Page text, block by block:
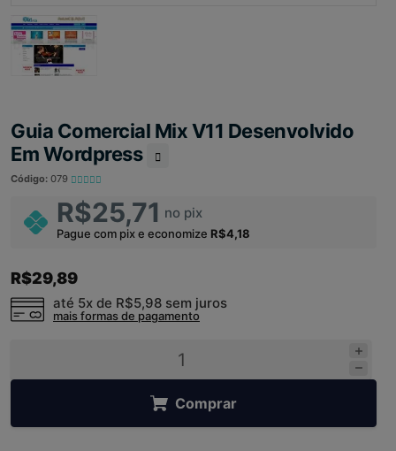
Guia Comercial Mix V11 Desenvolvido
Em Wordpress
Código: 079
R$25,71 no pix
Pague com pix e economize R$4,18
R$29,89
até 5x de R$5,98 sem juros
mais formas de pagamento
Comprar